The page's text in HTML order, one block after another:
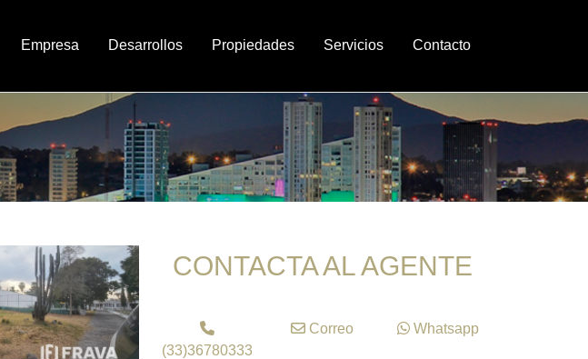
Empresa Desarrollos Propiedades Servicios Contacto
CONTACTA AL AGENTE
(33)36780333
Correo Whatsapp